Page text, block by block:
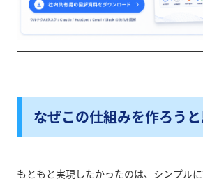
なぜこの仕組みを作ろう
もともと実現したかったのは、シンプルに